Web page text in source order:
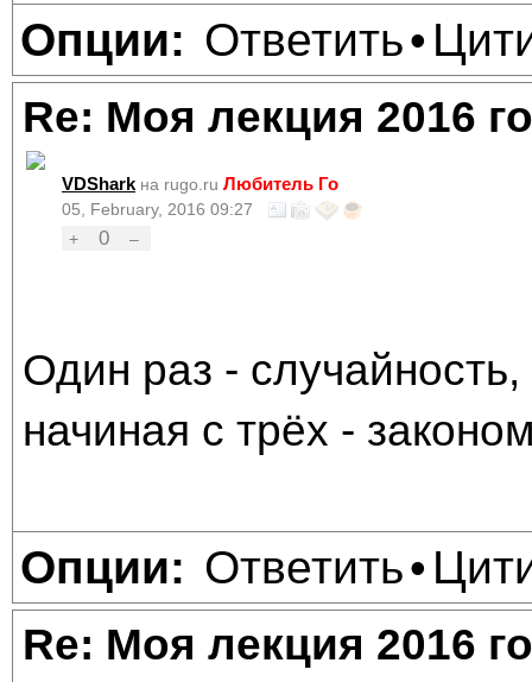
Опции: Ответить•
Re: Моя лекция 2016
VDShark на rugo.ru Любитель Го
05, February, 2016 09:27
+
0 –
Один раз -
начиная с трёх -
Опции: Ответить•
Re: Моя лекция 2016